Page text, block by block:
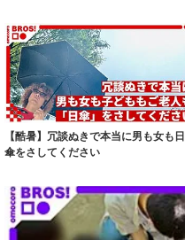
【酷暑】冗談ぬきで本当に男も女も日
傘をさしてください